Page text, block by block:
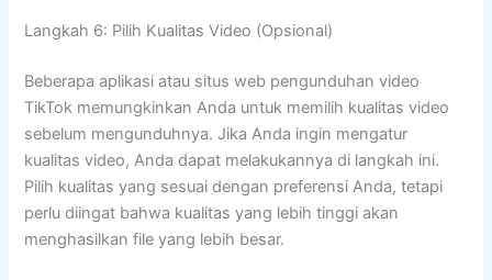
Langkah 6: Pilih Kualitas Video (Opsional)
Beberapa aplikasi atau situs web pengunduhan video
TikTok memungkinkan Anda untuk memilih kualitas video
sebelum mengunduhnya. Jika Anda ingin mengatur
kualitas video, Anda dapat melakukannya di langkah ini.
Pilih kualitas yang sesuai dengan preferensi Anda, tetapi
perlu diingat bahwa kualitas yang lebih tinggi akan
menghasilkan file yang lebih besar.